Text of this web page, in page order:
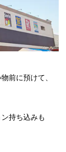
前に預けて、
持ち込みも